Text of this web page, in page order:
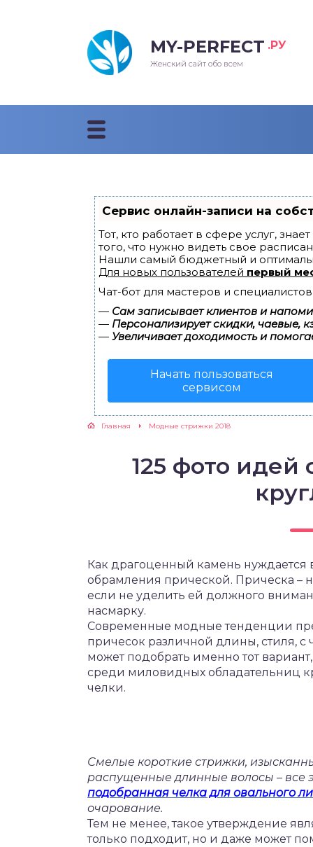
MY-PERFECT .РУ
Женский сайт обо всем
Сервис онлайн-записи на
Тот, кто работает в сфере услуг,
того, что нужно видеть свое
Нашли самый бюджетный и
Для новых пользователей первый
Чат-бот для мастеров и
— Сам записывает клиентов и
— Персонализирует скидки, чаевые,
— Увеличивает доходимость и
Начать пользоваться
сервисом
Главная Модные стрижки 2018
125 фото идей
Как драгоценный камень нуждается
обрамления прической. Прическа –
если не уделить ей должного
насмарку.
Современные модные тенденции
причесок различной длины, стиля, с
может подобрать именно тот
среди миловидных обладательниц
челки.
Смелые короткие стрижки,
распущенные длинные волосы – все
подобранная челка для овального
очарование.
Тем не менее, такое утверждение
только подходит, но и даже может
прически 2018
стрижки 2018